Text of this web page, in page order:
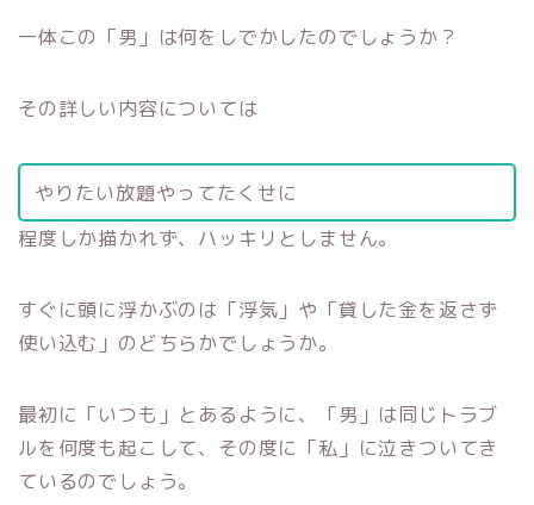
一体この「男」は何をしでかしたのでしょうか？
その詳しい内容については
やりたい放題やってたくせに
程度しか描かれず、ハッキリとしません。
すぐに頭に浮かぶのは「浮気」や「貸した金を返さず
使い込む」のどちらかでしょうか。
最初に「いつも」とあるように、「男」は同じトラブ
ルを何度も起こして、その度に「私」に泣きついてき
ているのでしょう。